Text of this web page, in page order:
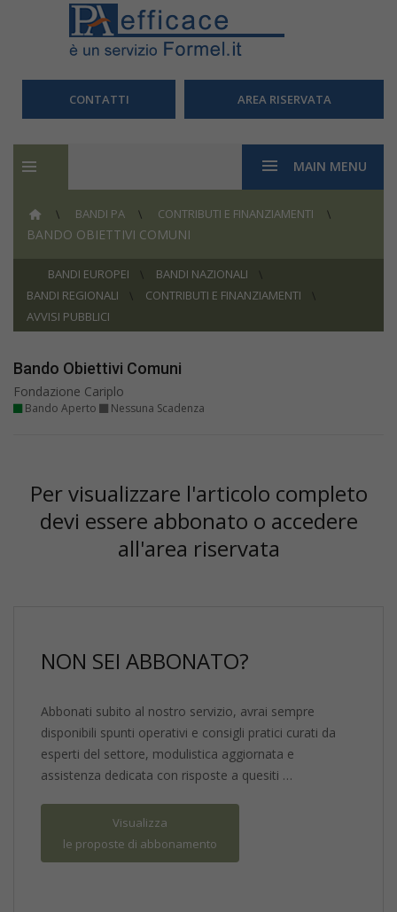
CONTATTI AREA RISERVATA
MAIN MENU
BANDI PA CONTRIBUTI E FINANZIAMENTI
BANDO OBIETTIVI COMUNI
BANDI EUROPEI
BANDI NAZIONALI
BANDI REGIONALI
CONTRIBUTI E FINANZIAMENTI
AVVISI PUBBLICI
Bando Obiettivi Comuni
Fondazione Cariplo
Bando Aperto Nessuna Scadenza
Per visualizzare l'articolo completo
devi essere abbonato o accedere
all'area riservata
NON SEI ABBONATO?
Abbonati subito al nostro servizio, avrai sempre
disponibili spunti operativi e consigli pratici curati da
esperti del settore, modulistica aggiornata e
assistenza dedicata con risposte a quesiti …
Visualizza
le proposte di abbonamento